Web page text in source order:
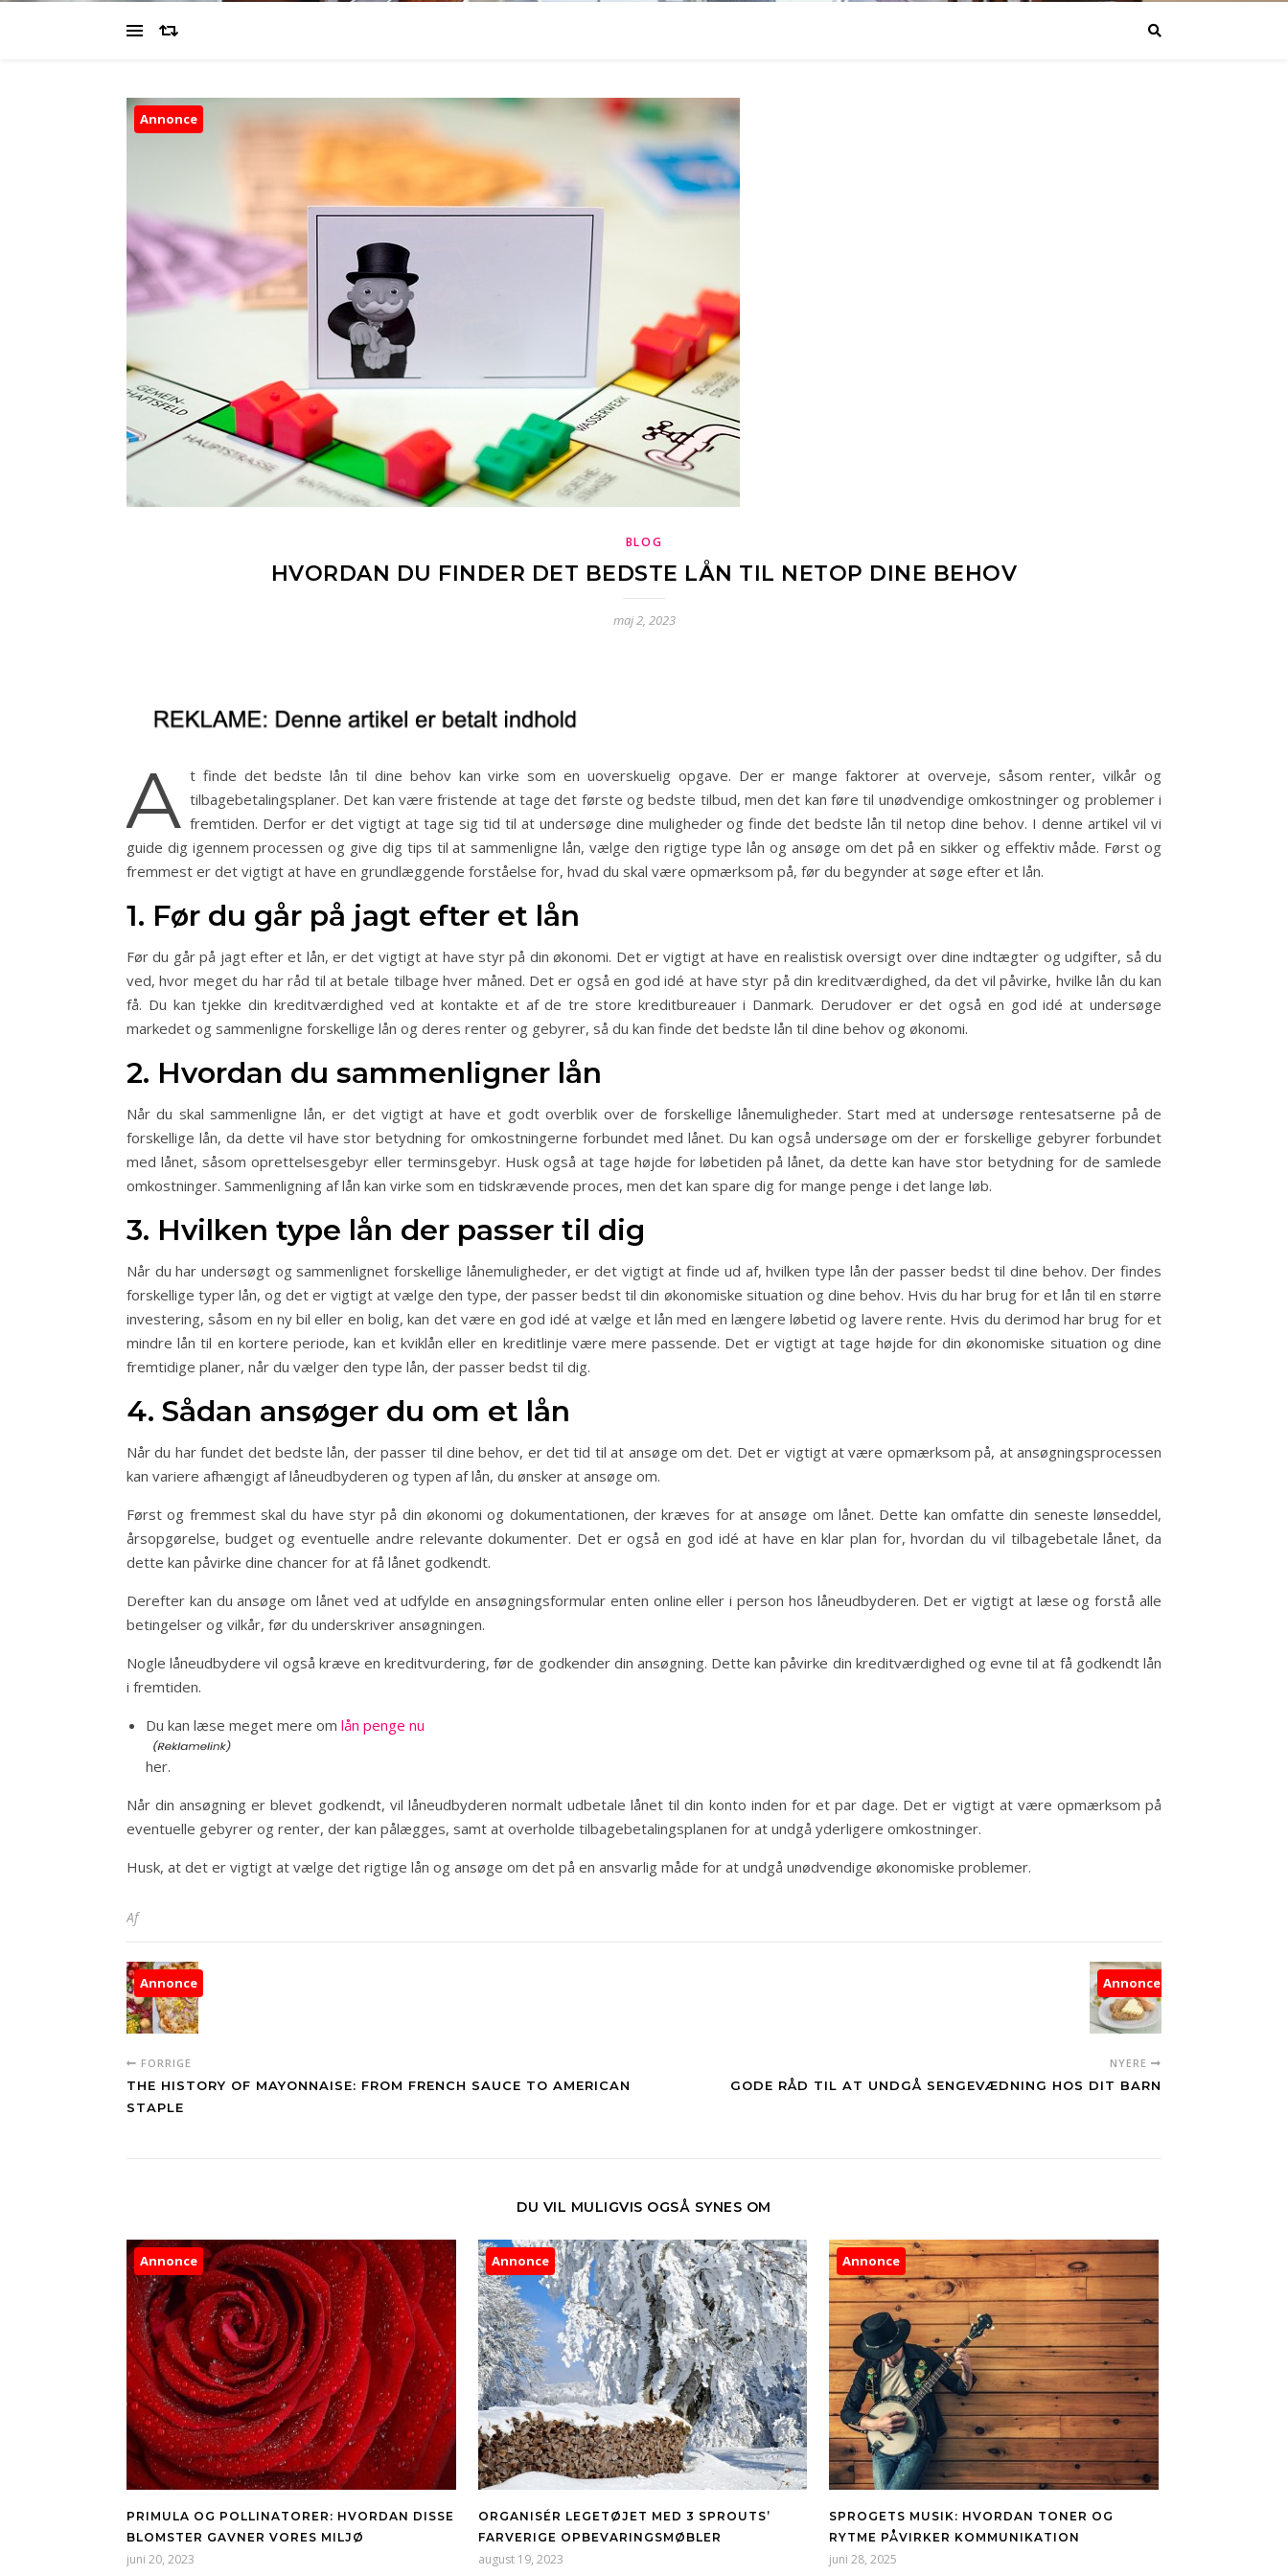
Annonce
BLOG
HVORDAN DU FINDER DET BEDSTE LÅN TIL NETOP DINE BEHOV
maj 2, 2023
A t finde det bedste lån til dine behov kan virke som en uoverskuelig opgave. Der er mange faktorer at overveje, såsom renter, vilkår og
tilbagebetalingsplaner. Det kan være fristende at tage det første og bedste tilbud, men det kan føre til unødvendige omkostninger og problemer i
fremtiden. Derfor er det vigtigt at tage sig tid til at undersøge dine muligheder og finde det bedste lån til netop dine behov. I denne artikel vil vi
guide dig igennem processen og give dig tips til at sammenligne lån, vælge den rigtige type lån og ansøge om det på en sikker og effektiv måde. Først og
fremmest er det vigtigt at have en grundlæggende forståelse for, hvad du skal være opmærksom på, før du begynder at søge efter et lån.
1. Før du går på jagt efter et lån
Før du går på jagt efter et lån, er det vigtigt at have styr på din økonomi. Det er vigtigt at have en realistisk oversigt over dine indtægter og udgifter, så du
ved, hvor meget du har råd til at betale tilbage hver måned. Det er også en god idé at have styr på din kreditværdighed, da det vil påvirke, hvilke lån du kan
få. Du kan tjekke din kreditværdighed ved at kontakte et af de tre store kreditbureauer i Danmark. Derudover er det også en god idé at undersøge
markedet og sammenligne forskellige lån og deres renter og gebyrer, så du kan finde det bedste lån til dine behov og økonomi.
2. Hvordan du sammenligner lån
Når du skal sammenligne lån, er det vigtigt at have et godt overblik over de forskellige lånemuligheder. Start med at undersøge rentesatserne på de
forskellige lån, da dette vil have stor betydning for omkostningerne forbundet med lånet. Du kan også undersøge om der er forskellige gebyrer forbundet
med lånet, såsom oprettelsesgebyr eller terminsgebyr. Husk også at tage højde for løbetiden på lånet, da dette kan have stor betydning for de samlede
omkostninger. Sammenligning af lån kan virke som en tidskrævende proces, men det kan spare dig for mange penge i det lange løb.
3. Hvilken type lån der passer til dig
Når du har undersøgt og sammenlignet forskellige lånemuligheder, er det vigtigt at finde ud af, hvilken type lån der passer bedst til dine behov. Der findes
forskellige typer lån, og det er vigtigt at vælge den type, der passer bedst til din økonomiske situation og dine behov. Hvis du har brug for et lån til en større
investering, såsom en ny bil eller en bolig, kan det være en god idé at vælge et lån med en længere løbetid og lavere rente. Hvis du derimod har brug for et
mindre lån til en kortere periode, kan et kviklån eller en kreditlinje være mere passende. Det er vigtigt at tage højde for din økonomiske situation og dine
fremtidige planer, når du vælger den type lån, der passer bedst til dig.
4. Sådan ansøger du om et lån
Når du har fundet det bedste lån, der passer til dine behov, er det tid til at ansøge om det. Det er vigtigt at være opmærksom på, at ansøgningsprocessen
kan variere afhængigt af låneudbyderen og typen af lån, du ønsker at ansøge om.
Først og fremmest skal du have styr på din økonomi og dokumentationen, der kræves for at ansøge om lånet. Dette kan omfatte din seneste lønseddel,
årsopgørelse, budget og eventuelle andre relevante dokumenter. Det er også en god idé at have en klar plan for, hvordan du vil tilbagebetale lånet, da
dette kan påvirke dine chancer for at få lånet godkendt.
Derefter kan du ansøge om lånet ved at udfylde en ansøgningsformular enten online eller i person hos låneudbyderen. Det er vigtigt at læse og forstå alle
betingelser og vilkår, før du underskriver ansøgningen.
Nogle låneudbydere vil også kræve en kreditvurdering, før de godkender din ansøgning. Dette kan påvirke din kreditværdighed og evne til at få godkendt lån
i fremtiden.
Du kan læse meget mere om lån penge nu
her.
Når din ansøgning er blevet godkendt, vil låneudbyderen normalt udbetale lånet til din konto inden for et par dage. Det er vigtigt at være opmærksom på
eventuelle gebyrer og renter, der kan pålægges, samt at overholde tilbagebetalingsplanen for at undgå yderligere omkostninger.
Husk, at det er vigtigt at vælge det rigtige lån og ansøge om det på en ansvarlig måde for at undgå unødvendige økonomiske problemer.
Af
Annonce
FORRIGE
THE HISTORY OF MAYONNAISE: FROM FRENCH SAUCE TO AMERICAN
STAPLE
Annonce
NYERE
GODE RÅD TIL AT UNDGÅ SENGEVÆDNING HOS DIT BARN
DU VIL MULIGVIS OGSÅ SYNES OM
Annonce
PRIMULA OG POLLINATORER: HVORDAN DISSE
BLOMSTER GAVNER VORES MILJØ
juni 20, 2023
Annonce
ORGANISÉR LEGETØJET MED 3 SPROUTS’
FARVERIGE OPBEVARINGSMØBLER
august 19, 2023
Annonce
SPROGETS MUSIK: HVORDAN TONER OG
RYTME PÅVIRKER KOMMUNIKATION
juni 28, 2025